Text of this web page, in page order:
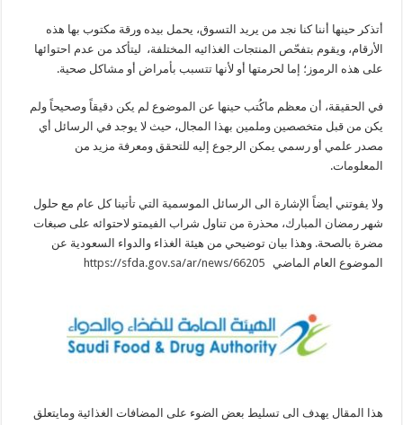
أتذكر حينها أننا كنا نجد من يريد التسوق، يحمل بيده ورقة مكتوب بها هذه
الأرقام، ويقوم بتفحّص المنتجات الغذائيه المختلفة، ليتأكد من عدم احتوائها
على هذه الرموز؛ إما لحرمتها أو لأنها تتسبب بأمراض أو مشاكل صحية.
في الحقيقة، أن معظم ماكُتب حينها عن الموضوع لم يكن دقيقاً وصحيحاً ولم
يكن من قبل متخصصين وملمين بهذا المجال، حيث لا يوجد في الرسائل أي
مصدر علمي أو رسمي يمكن الرجوع إليه للتحقق ومعرفة مزيد من
المعلومات.
ولا يفوتني أيضاً الإشارة الى الرسائل الموسمية التي تأتينا كل عام مع حلول
شهر رمضان المبارك، محذرة من تناول شراب الفيمتو لاحتوائه على صبغات
مضرة بالصحة. وهذا بيان توضيحي من هيئة الغذاء والدواء السعودية عن
الموضوع العام الماضيhttps://sfda.gov.sa/ar/news/66205
هذا المقال يهدف الى تسليط بعض الضوء على المضافات الغذائية ومايتعلق